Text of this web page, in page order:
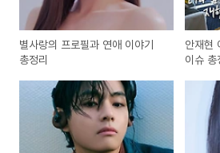
별사랑의 프로필과 연애 이야기
총정리
안재현
이슈 총